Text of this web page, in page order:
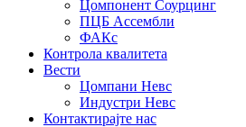
Цомпонент Соурцинг
ПЦБ Ассембли
ФАКс
Контрола квалитета
Вести
Цомпани Невс
Индустри Невс
Контактирајте нас